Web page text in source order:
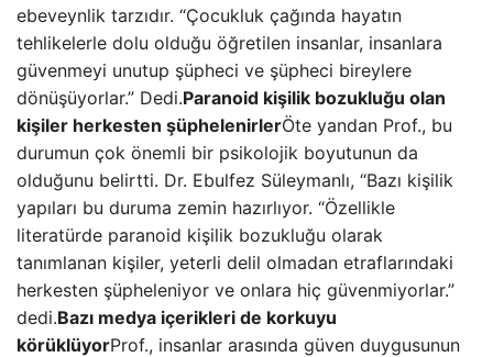
ebeveynlik tarzıdır. “Çocukluk çağında hayatın
tehlikelerle dolu olduğu öğretilen insanlar, insanlara
güvenmeyi unutup şüpheci ve şüpheci bireylere
dönüşüyorlar.” Dedi.Paranoid kişilik bozukluğu olan
kişiler herkesten şüphelenirlerÖte yandan Prof., bu
durumun çok önemli bir psikolojik boyutunun da
olduğunu belirtti. Dr. Ebulfez Süleymanlı, “Bazı kişilik
yapıları bu duruma zemin hazırlıyor. “Özellikle
literatürde paranoid kişilik bozukluğu olarak
tanımlanan kişiler, yeterli delil olmadan etraflarındaki
herkesten şüpheleniyor ve onlara hiç güvenmiyorlar.”
dedi.Bazı medya içerikleri de korkuyu
körüklüyorProf., insanlar arasında güven duygusunun